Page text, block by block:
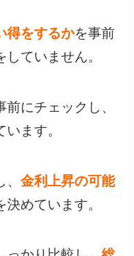
得をするかを事前
ていません。
前にチェックし、
ます。
、金利上昇の可能
めています。